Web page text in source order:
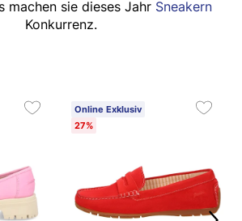
machen sie dieses Jahr Sneakern
Konkurrenz.
Online Exklusiv
27%